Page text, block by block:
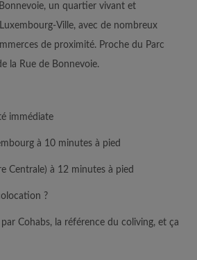
un quartier vivant et
Ville, avec de nombreux
de proximité. Proche du Parc
la Rue de Bonnevoie.
immédiate
à 10 minutes à pied
Centrale) à 12 minutes à pied
?
Cohabs, la référence du coliving, et ça